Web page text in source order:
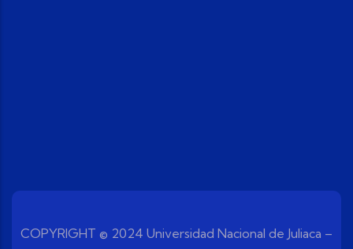
COPYRIGHT © 2024 Universidad Nacional de Juliaca –